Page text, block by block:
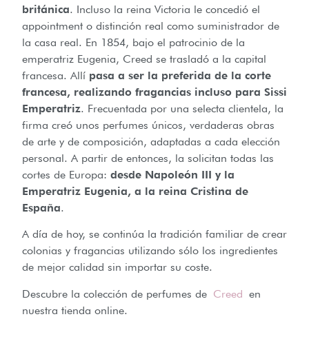
británica. Incluso la reina Victoria le concedió el
appointment o distinción real como suministrador de
la casa real. En 1854, bajo el patrocinio de la
emperatriz Eugenia, Creed se trasladó a la capital
francesa. Allí pasa a ser la preferida de la corte
francesa, realizando fragancias incluso para Sissi
Emperatriz. Frecuentada por una selecta clientela, la
firma creó unos perfumes únicos, verdaderas obras
de arte y de composición, adaptadas a cada elección
personal. A partir de entonces, la solicitan todas las
cortes de Europa: desde Napoleón III y la
Emperatriz Eugenia, a la reina Cristina de
España.
A día de hoy, se continúa la tradición familiar de crear
colonias y fragancias utilizando sólo los ingredientes
de mejor calidad sin importar su coste.
Descubre la colección de perfumes de Creed en
nuestra tienda online.